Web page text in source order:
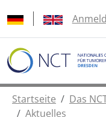
Startseite Das
Aktuelles